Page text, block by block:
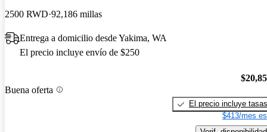
2500 RWD 92,186 millas
Entrega a domicilio desde Yakima, WA
El precio incluye envío de $250
Buena oferta
El precio incluye tasas
$413/mes